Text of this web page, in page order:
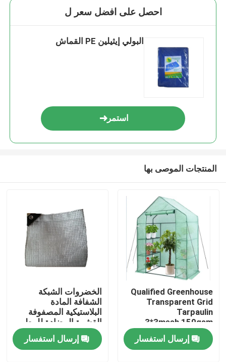
منزل
احصل على افضل سعر ل
البولي إيثيلين PE القماش
استمر
المنتجات الموصى بها
Qualified Greenhouse
Transparent Grid
Tarpaulin
3*3mesh,150gsm
Warm Keep Tarpaulin
Sheet إرسال استفسار
الخضروات الشبكة
الشفافة المادة
البلاستيكية المصفوفة
القشرة المضادة للمطر
القشرة القشرة الثقيلة
القشرةإرسال استفسار